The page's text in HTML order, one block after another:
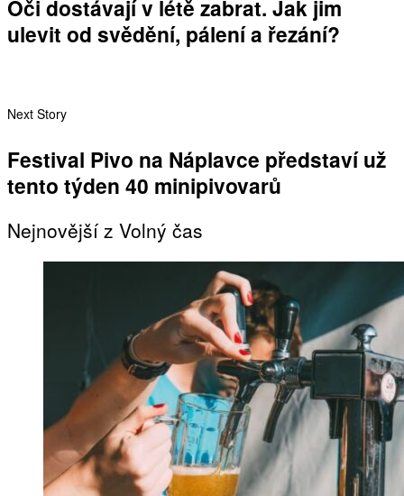
Oči dostávají v létě zabrat. Jak jim
ulevit od svědění, pálení a řezání?
Next Story
Festival Pivo na Náplavce představí už
tento týden 40 minipivovarů
Nejnovější z Volný čas